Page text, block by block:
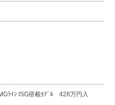
ﾗｲﾝ ISG搭載ﾓﾃﾞﾙ 428万円入